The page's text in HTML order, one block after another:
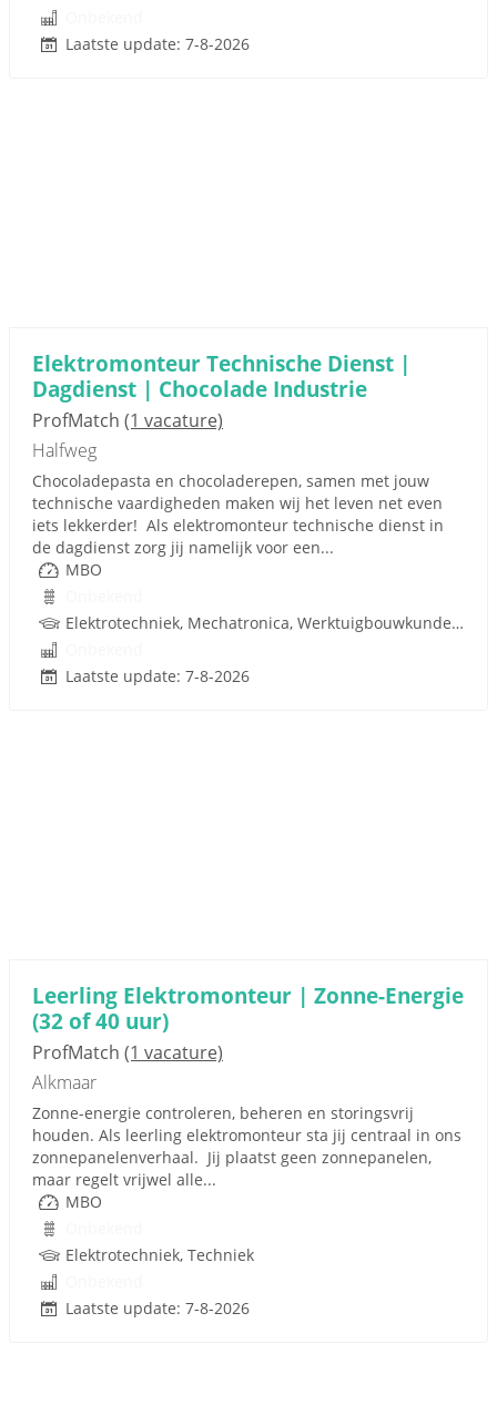
Laatste update: 7-8-2026
Elektromonteur Technische Dienst |
Dagdienst | Chocolade Industrie
ProfMatch (1 vacature)
Halfweg
Chocoladepasta en chocoladerepen, samen met jouw
technische vaardigheden maken wij het leven net even
iets lekkerder! Als elektromonteur technische dienst in
de dagdienst zorg jij namelijk voor een...
MBO
Elektrotechniek, Mechatronica, Werktuigbouwkunde, Besturingstechniek, Techniek
Laatste update: 7-8-2026
Leerling Elektromonteur | Zonne-Energie
(32 of 40 uur)
ProfMatch (1 vacature)
Alkmaar
Zonne-energie controleren, beheren en storingsvrij
houden. Als leerling elektromonteur sta jij centraal in ons
zonnepanelenverhaal. Jij plaatst geen zonnepanelen,
maar regelt vrijwel alle...
MBO
Elektrotechniek, Techniek
Laatste update: 7-8-2026